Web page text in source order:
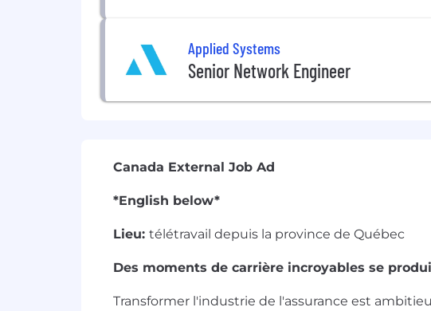
Applied Systems
Senior Network Engineer
Canada External Job Ad
*English below*
Lieu: télétravail depuis la province de Québec
Des moments de carrière incroyables se
Transformer l'industrie de l'assurance est